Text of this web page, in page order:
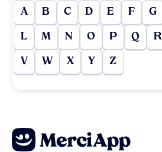
A B C D E F G
L M N O P Q R
V W X Y Z